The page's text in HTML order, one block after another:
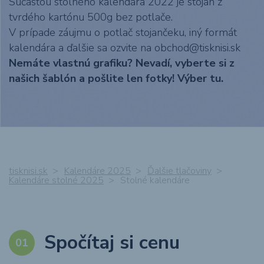
Textil s potlačou
Obaly
Grafika
Novinky
Referencie
tvrdého kartónu 500g bez potlače.
V prípade záujmu o potlač stojančeku, iný formát
kalendára a ďalšie sa ozvite na obchod@tisknisi.sk
Nemáte vlastnú grafiku? Nevadí, vyberte si z
našich šablón a pošlite len fotky! Výber tu.
tisknisi.sk Kalendáre 2025 Ďalšie tlačoviny
Kalendáre stolné 2025 Stolné kalendáre
Spočítaj si cenu